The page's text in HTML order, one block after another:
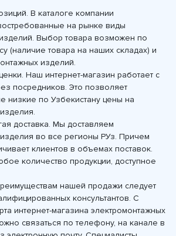
В каталоге компании
на рынке виды
Выбор товара возможен по
(наличие товара на наших складах) и
изделий.
Наш интернет-магазин работает с
посредников. Это позволяет
низкие по Узбекистану цены на
доставка. Мы доставляем
во все регионы РУз. Причем
клиентов в объемах поставок.
количество продукции, доступное
нашей продажи следует
консультантов. С
интернет-магазина электромонтажных
связаться по телефону, на канале в